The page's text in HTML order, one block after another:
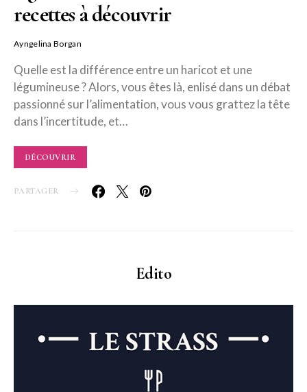
recettes à découvrir
Ayngelina Borgan
Quelle est la différence entre un haricot et une
légumineuse ? Alors, vous êtes là, enlisé dans un débat
passionné sur l’alimentation, vous vous grattez la tête
dans l’incertitude, et…
DÉCOUVRIR
PARTAGER
Edito